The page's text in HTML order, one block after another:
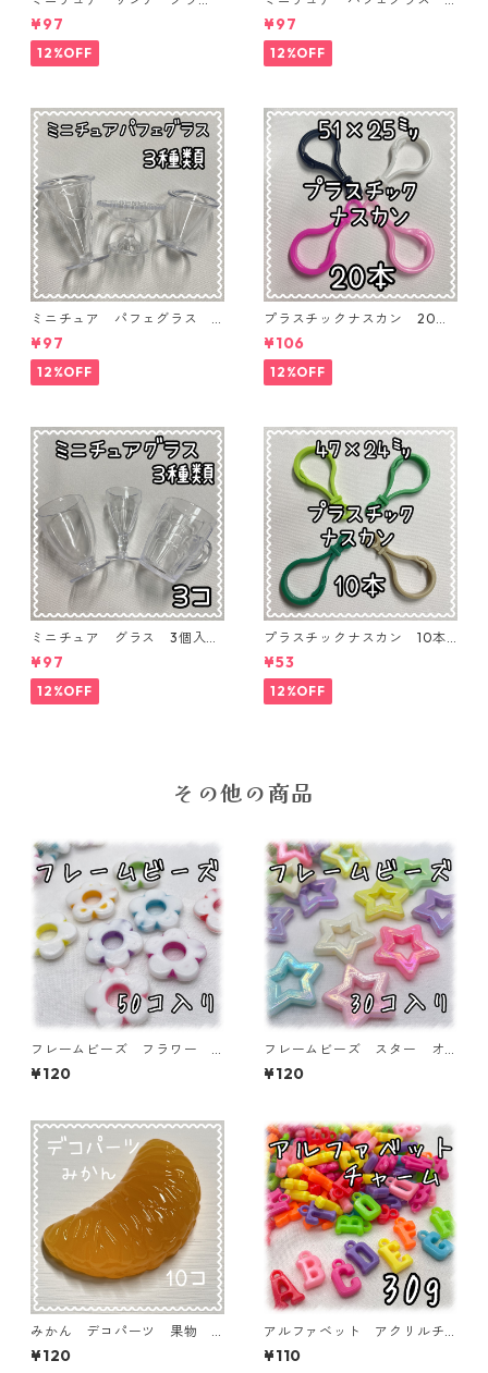
ス 3個入り【MNT-GLS-3P-
04】
¥97
12%OFF
個入り【MNT-GLS-3P-03】
¥97
12%OFF
ミニチュア パフェグラス 3
個入り【MNT-GLS-3P-02】
¥97
12%OFF
プラスチックナスカン 20本
入り【PK-20】
¥106
12%OFF
ミニチュア グラス 3個入り
【MNT-GLS-3P-01】
¥97
12%OFF
プラスチックナスカン 10本
入り【PK-10】
¥53
12%OFF
その他の商品
フレームビーズ フラワー
ミックス 50個入り【AB‐F
U13】
¥120
フレームビーズ スター オ
ーロラ加工 ミックス 30個
入り【AB‐FU08】
¥120
みかん デコパーツ 果物
フルーツ 10個入り 貼り付
けパーツ【DP-FU-ORN2】
¥120
アルファベット アクリルチ
ャーム 30ｇ 【ACM-EA-3
0G-Ｂ】
¥110